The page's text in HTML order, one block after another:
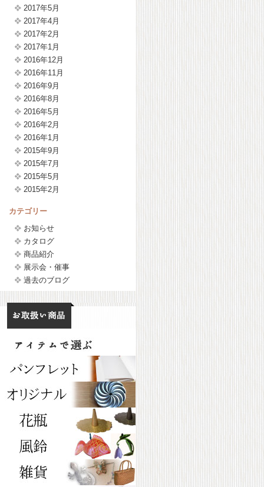
2017年5月
2017年4月
2017年2月
2017年1月
2016年12月
2016年11月
2016年9月
2016年8月
2016年5月
2016年2月
2016年1月
2015年9月
2015年7月
2015年5月
2015年2月
カテゴリー
お知らせ
カタログ
商品紹介
展示会・催事
過去のブログ